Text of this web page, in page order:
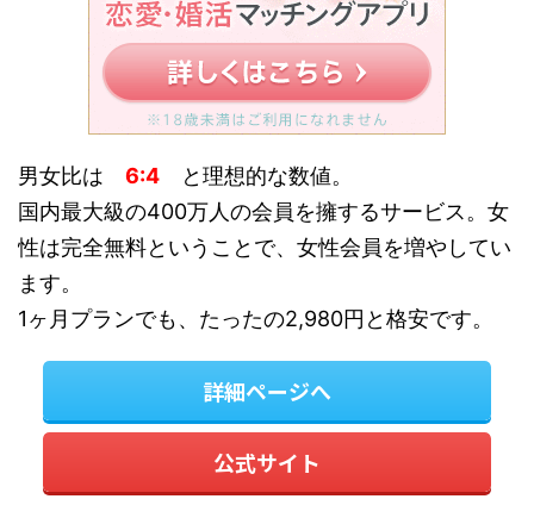
男女比は 6:4 と理想的な数値。
国内最大級の400万人の会員を擁するサービス。女
性は完全無料ということで、女性会員を増やしてい
ます。
1ヶ月プランでも、たったの2,980円と格安です。
詳細ページへ
公式サイト